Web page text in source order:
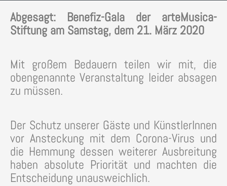
Abgesagt: Benefiz-Gala der arteMusica-
Stiftung am Samstag, dem 21. März 2020
Mit großem Bedauern teilen wir mit, die
obengenannte Veranstaltung leider absagen
zu müssen.
Der Schutz unserer Gäste und KünstlerInnen
vor Ansteckung mit dem Corona-Virus und
die Hemmung dessen weiterer Ausbreitung
haben absolute Priorität und machten die
Entscheidung unausweichlich.